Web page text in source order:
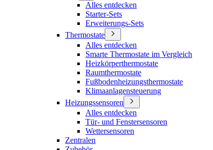
Alles entdecken
Starter-Sets
Erweiterungs-Sets
Thermostate
Alles entdecken
Smarte Thermostate im Vergleich
Heizkörperthermostate
Raumthermostate
Fußbodenheizungsthermostate
Klimaanlagensteuerung
Heizungssensoren
Alles entdecken
Tür- und Fenstersensoren
Wettersensoren
Zentralen